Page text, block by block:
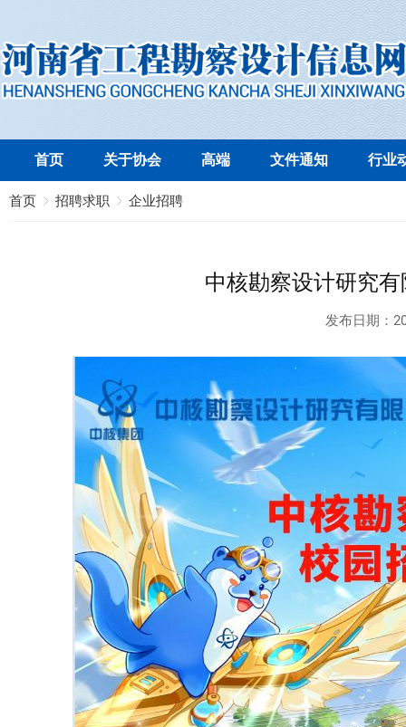
首页 关于协会 高端 文件通知 行业
首页 招聘求职 企业招聘
中核勘察设计研究
发布日期：